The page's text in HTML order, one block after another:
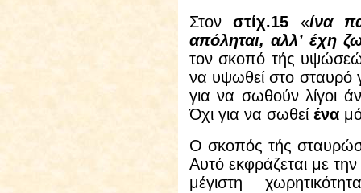
Στον στίχ.15 «ίνα
απόληται, αλλ’ έχη
τον σκοπό τής
να υψωθεί στο σταυρό
για να σωθούν λίγοι
Όχι για να σωθεί ένα
Ο σκοπός τής
Αυτό εκφράζεται με
μέγιστη